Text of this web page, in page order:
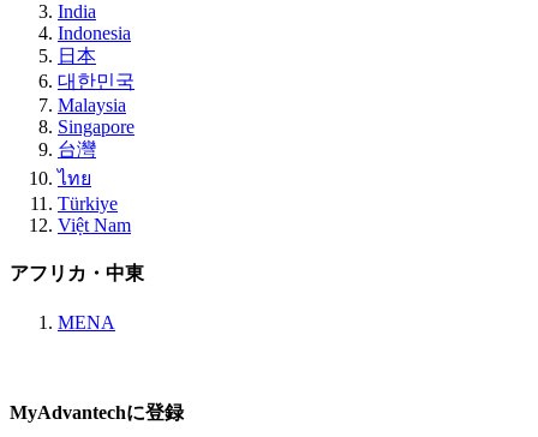
India
Indonesia
日本
대한민국
Malaysia
Singapore
台灣
ไทย
Türkiye
Việt Nam
アフリカ・中東
MENA
MyAdvantechに登録